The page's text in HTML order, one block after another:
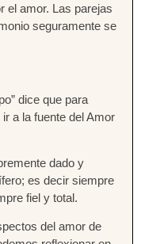
el amor. Las parejas
seguramente se
dice que para
a la fuente del Amor
dado y
es decir siempre
fiel y total.
del amor de